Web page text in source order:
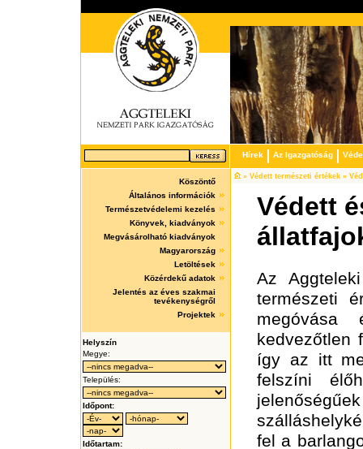
Hírek Az Igazgatóság
Köszöntő
Általános információk
Természetvédelemi kezelés
Könyvek, kiadványok
Megvásárolható kiadványok
Magyarország
Letöltések
Közérdekű adatok
Jelentés az éves szakmai
tevékenységről
Projektek
Helyszín
Megye:
Település:
Időpont:
Időtartam:
» Védett természeti értékek »
Védett
Az
természeti
megóvása
kedvezőtlen
így az itt
felszíni
fel a